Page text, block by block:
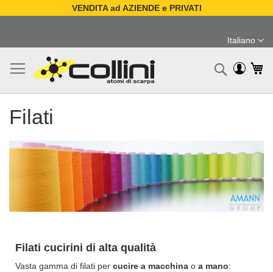
VENDITA ad AZIENDE e PRIVATI
contenuto
Lingua
Italiano
Filati
Filati cucirini di alta qualità
Vasta gamma di filati per cucire a macchina o a mano: